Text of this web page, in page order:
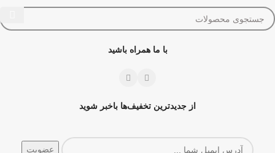
با ما همراه باشید
از جدیدترین تخفیف‌ها باخبر شوید